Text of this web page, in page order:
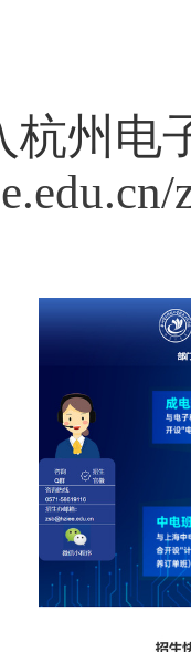
杭州电